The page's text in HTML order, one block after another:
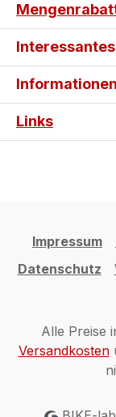
Interessantes
Informationen
Links
Impressum
Datenschutz
Alle Preise
Versandkosten